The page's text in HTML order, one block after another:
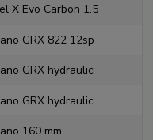
X Evo Carbon 1.5
GRX 822 12sp
GRX hydraulic
GRX hydraulic
160 mm